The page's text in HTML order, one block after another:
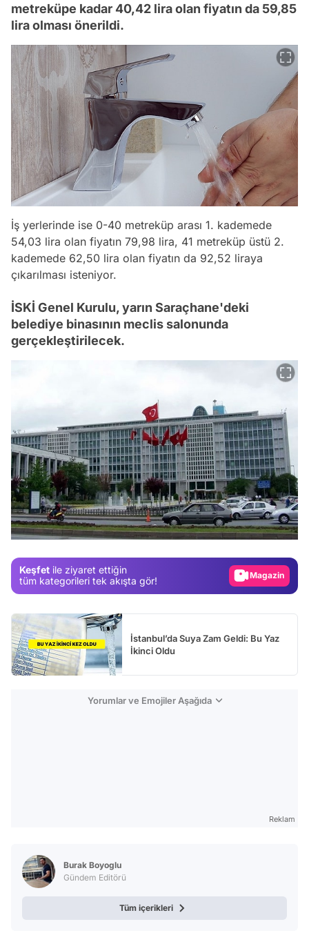
metreküpe kadar 40,42 lira olan fiyatın da 59,85
lira olması önerildi.
İş yerlerinde ise 0-40 metreküp arası 1. kademede
54,03 lira olan fiyatın 79,98 lira, 41 metreküp üstü 2.
kademede 62,50 lira olan fiyatın da 92,52 liraya
çıkarılması isteniyor.
İSKİ Genel Kurulu, yarın Saraçhane'deki
belediye binasının meclis salonunda
gerçekleştirilecek.
Keşfet ile ziyaret ettiğin
tüm kategorileri tek akışta gör!
Video
Test
Magazin
İstanbul’da Suya Zam Geldi: Bu Yaz
İkinci Oldu
Yorumlar ve Emojiler Aşağıda
Reklam
Burak Boyoglu
Gündem Editörü
Tüm içerikleri